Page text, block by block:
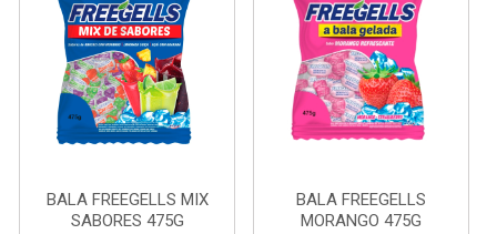
BALA FREEGELLS MIX
SABORES 475G
BALA FREEGELLS
MORANGO 475G